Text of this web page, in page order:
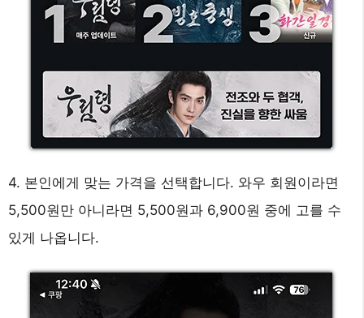
4. 본인에게 맞는 가격을 선택합니다. 와우 회원이라면
5,500원만 아니라면 5,500원과 6,900원 중에 고를 수
있게 나옵니다.